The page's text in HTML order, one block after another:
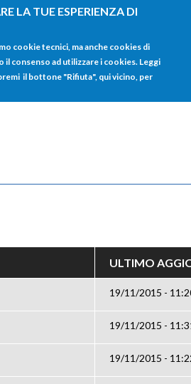
LA TUE ESPERIENZA DI
cookie tecnici, ma anche cookies di
consenso ad utilizzare i cookies. Leggi
il bottone "Rifiuta", qui vicino, per
HOME
ULTIMO
19/11/2015 -
19/11/2015 -
19/11/2015 -